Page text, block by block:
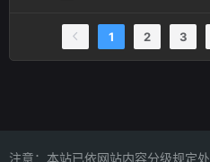
1 2 3
注意：本站已依网站内容分级规定